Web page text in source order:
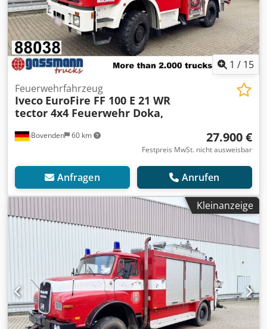
1 / 15
Bovenden 60 km
Feuerwehrfahrzeug
Iveco EuroFire FF 100 E 21 WR
tector 4x4 Feuerwehr Doka,
27.900 €
Festpreis MwSt. nicht ausweisbar
Anfragen Anrufen
Kleinanzeige